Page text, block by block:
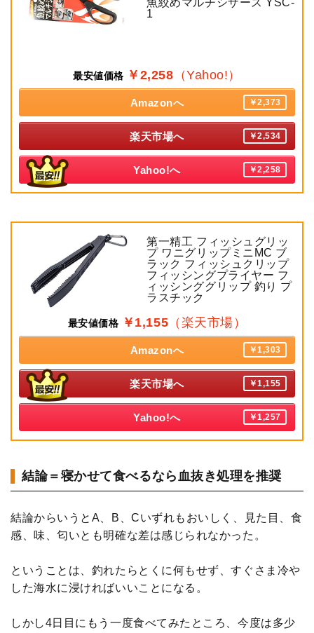
1
最安値価格 ￥2,258 （Yahoo!）
Amazonへ ￥2,373
楽天市場へ ￥2,534
Yahoo!へ ￥2,258
第一精工 フィッシュグリッ
プ ワニグリップミニMC ブ
ラック フィッシュクリップ
フィッシングプライヤー フ
ィッシンググリップ 釣り プ
ラスチック
最安値価格 ￥1,155 （楽天市場）
Amazonへ ￥1,303
楽天市場へ ￥1,155
Yahoo!へ ￥1,257
結論＝寝かせて食べるなら血抜き処理を推奨
結論からいうとA、B、Cいずれもおいしく、見た目、食
感、味、匂いとも明確な差は感じられなかった。
ということは、釣れたらとくに何もせず、すぐさま冷や
した海水に浸ければいいことになる。
しかし4日目にもう一度食べてみたところ、今度は多少